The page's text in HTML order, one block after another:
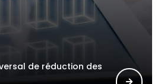
de réduction des